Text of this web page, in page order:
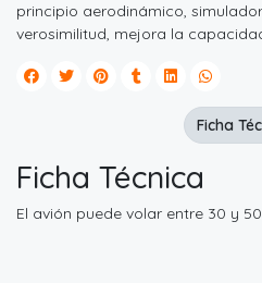
principio aerodinámico,
verosimilitud, mejora la
Ficha Técnica
El avión puede volar entre 30 y
Ficha